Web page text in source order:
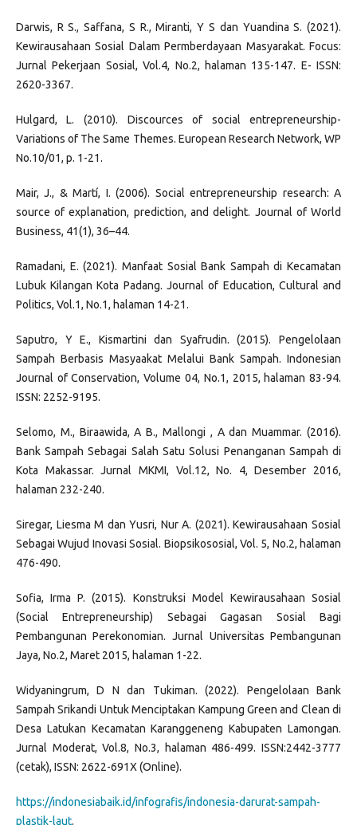
Darwis, R S., Saffana, S R., Miranti, Y S dan Yuandina S. (2021).
Kewirausahaan Sosial Dalam Permberdayaan Masyarakat. Focus:
Jurnal Pekerjaan Sosial, Vol.4, No.2, halaman 135-147. E- ISSN:
2620-3367.
Hulgard, L. (2010). Discources of social entrepreneurship-
Variations of The Same Themes. European Research Network, WP
No.10/01, p. 1-21.
Mair, J., & Martí, I. (2006). Social entrepreneurship research: A
source of explanation, prediction, and delight. Journal of World
Business, 41(1), 36–44.
Ramadani, E. (2021). Manfaat Sosial Bank Sampah di Kecamatan
Lubuk Kilangan Kota Padang. Journal of Education, Cultural and
Politics, Vol.1, No.1, halaman 14-21.
Saputro, Y E., Kismartini dan Syafrudin. (2015). Pengelolaan
Sampah Berbasis Masyaakat Melalui Bank Sampah. Indonesian
Journal of Conservation, Volume 04, No.1, 2015, halaman 83-94.
ISSN: 2252-9195.
Selomo, M., Biraawida, A B., Mallongi , A dan Muammar. (2016).
Bank Sampah Sebagai Salah Satu Solusi Penanganan Sampah di
Kota Makassar. Jurnal MKMI, Vol.12, No. 4, Desember 2016,
halaman 232-240.
Siregar, Liesma M dan Yusri, Nur A. (2021). Kewirausahaan Sosial
Sebagai Wujud Inovasi Sosial. Biopsikososial, Vol. 5, No.2, halaman
476-490.
Sofia, Irma P. (2015). Konstruksi Model Kewirausahaan Sosial
(Social Entrepreneurship) Sebagai Gagasan Sosial Bagi
Pembangunan Perekonomian. Jurnal Universitas Pembangunan
Jaya, No.2, Maret 2015, halaman 1-22.
Widyaningrum, D N dan Tukiman. (2022). Pengelolaan Bank
Sampah Srikandi Untuk Menciptakan Kampung Green and Clean di
Desa Latukan Kecamatan Karanggeneng Kabupaten Lamongan.
Jurnal Moderat, Vol.8, No.3, halaman 486-499. ISSN:2442-3777
(cetak), ISSN: 2622-691X (Online).
https://indonesiabaik.id/infografis/indonesia-darurat-sampah-
plastik-laut.